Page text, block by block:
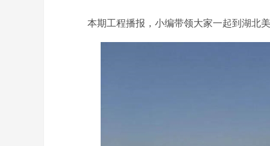
本期工程播报，小编带领大家一起到湖北